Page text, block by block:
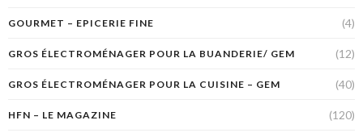
GOURMET – EPICERIE FINE (4)
GROS ÉLECTROMÉNAGER POUR LA BUANDERIE/ GEM (12)
GROS ÉLECTROMÉNAGER POUR LA CUISINE – GEM (40)
HFN – LE MAGAZINE (120)